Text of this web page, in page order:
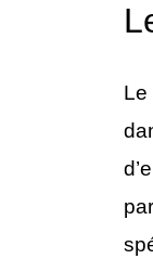
Le